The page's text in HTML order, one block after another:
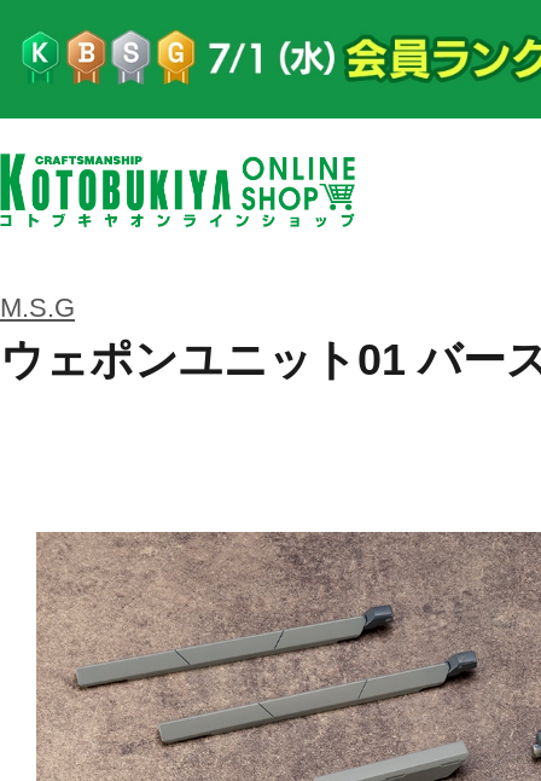
M.S.G
ウェポンユニット01 バー